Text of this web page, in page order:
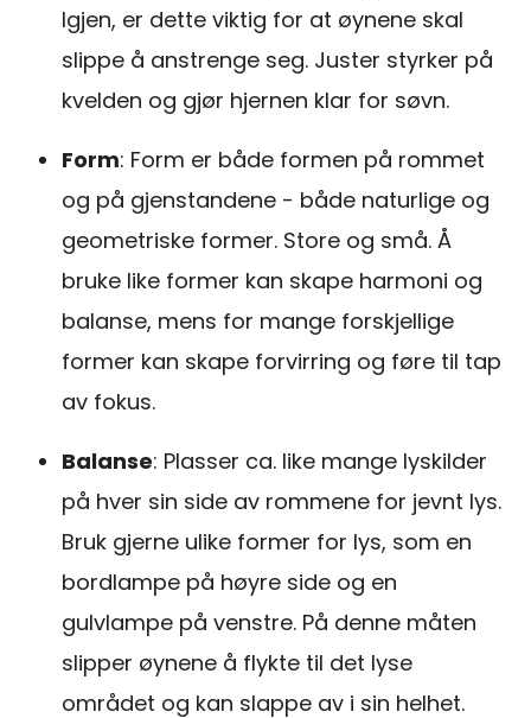
Igjen, er dette viktig for at øynene skal
slippe å anstrenge seg. Juster styrker på
kvelden og gjør hjernen klar for søvn.
Form: Form er både formen på rommet
og på gjenstandene - både naturlige og
geometriske former. Store og små. Å
bruke like former kan skape harmoni og
balanse, mens for mange forskjellige
former kan skape forvirring og føre til tap
av fokus.
Balanse: Plasser ca. like mange lyskilder
på hver sin side av rommene for jevnt lys.
Bruk gjerne ulike former for lys, som en
bordlampe på høyre side og en
gulvlampe på venstre. På denne måten
slipper øynene å flykte til det lyse
området og kan slappe av i sin helhet.